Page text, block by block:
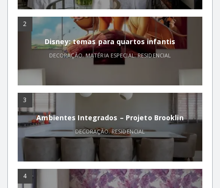
2
Disney: temas para quartos infantis
DECORAÇÃO,MATÉRIA ESPECIAL,RESIDENCIAL
3
Ambientes Integrados – Projeto Brooklin
DECORAÇÃO,RESIDENCIAL
4